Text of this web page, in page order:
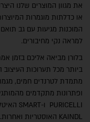
מוצרים
את מגוון המוצרים שלנו
או כדלתות מוגמרות
למראה נקי מחיבורים.
בלורן מביאה אליכם בזמן
ביותר מכל תערוכות
מתמדת לטרנדים חמים,
KAINDL האוסטריות ואחרות.